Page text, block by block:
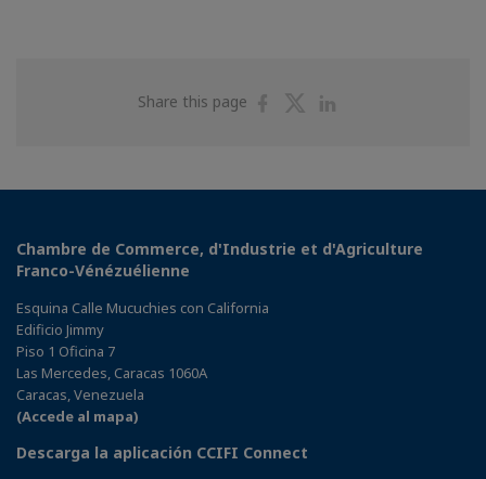
Share this page
ShareShare
Chambre de Commerce, d'Industrie et d'Agriculture
Franco-Vénézuélienne
Esquina Calle Mucuchies con California
Edificio Jimmy
Piso 1 Oficina 7
Las Mercedes, Caracas 1060A
Caracas, Venezuela
(Accede al mapa)
Descarga la aplicación CCIFI Connect